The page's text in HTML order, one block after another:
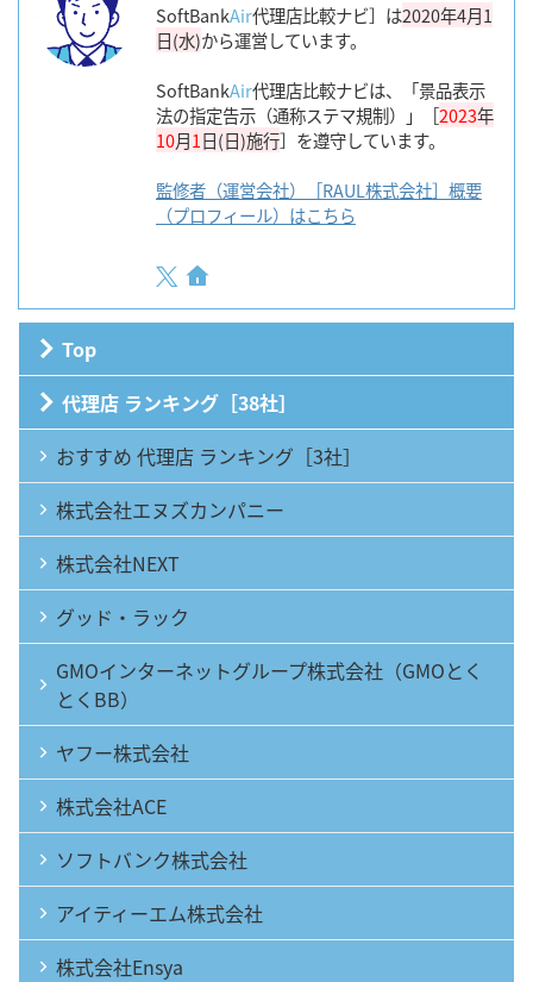
SoftBankAir代理店比較ナビ］は2020年4月1
日(水)から運営しています。
SoftBankAir代理店比較ナビは、「景品表示
法の指定告示（通称ステマ規制）」［2023年
10月1 日(日)施行］を遵守しています。
監修者（運営会社）［RAUL株式会社］概要
（プロフィール）はこちら
Top
代理店 ランキング［38社］
おすすめ 代理店 ランキング［3社］
株式会社エヌズカンパニー
株式会社NEXT
グッド・ラック
GMOインターネットグループ株式会社（GMOとく
とくBB）
ヤフー株式会社
株式会社ACE
ソフトバンク株式会社
アイティーエム株式会社
株式会社Ensya